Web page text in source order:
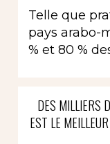
Telle que
pays arabo-
% et 80 %
DES MILLIERS
EST LE